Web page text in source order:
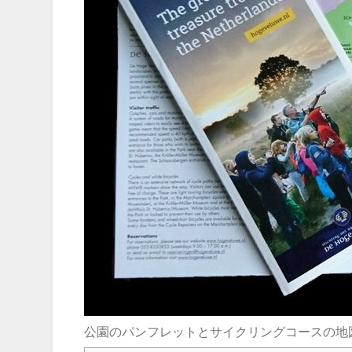
公園のパンフレットとサイクリングコースの地